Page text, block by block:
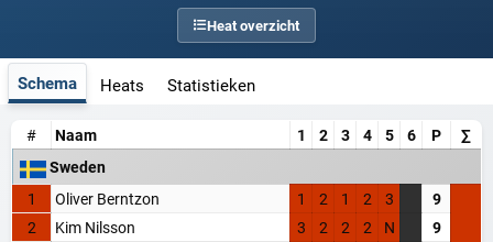
Heat overzicht
Schema Heats Statistieken
# Naam 1 2 3 4 5 6 P
∑
Sweden
1
Oliver Berntzon 1 2 1 2 3 9
2 Kim Nilsson 3 2 2 2 N
9